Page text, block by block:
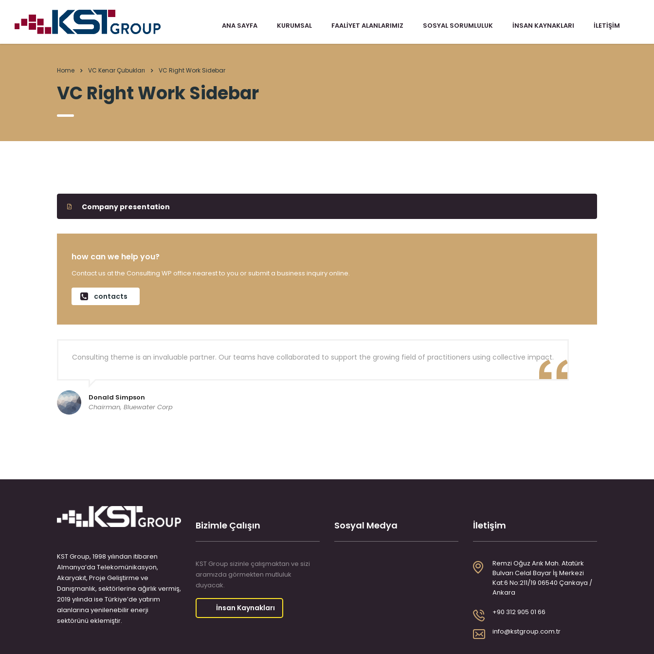
ANA SAYFA KURUMSAL FAALIYET ALANLARIMIZ SOSYAL SORUMLULUK İNSAN KAYNAKLARI İLETIŞIM
Home VC Kenar Çubukları VC Right Work Sidebar
VC Right Work Sidebar
Company presentation
how can we help you?
Contact us at the Consulting WP office nearest to you or submit a business inquiry online.
contacts
Consulting theme is an invaluable partner. Our teams have collaborated to support the growing field of practitioners using collective impact.
Donald Simpson
Chairman, Bluewater Corp
KST Group, 1998 yılından itibaren
Almanya’da Telekomünikasyon,
Akaryakıt, Proje Geliştirme ve
Danışmanlık, sektörlerine ağırlık vermiş,
2019 yılında ise Türkiye’de yatırım
alanlarına yenilenebilir enerji
sektörünü eklemiştir.
Bizimle Çalışın
KST Group sizinle çalışmaktan ve sizi
aramızda görmekten mutluluk
duyacak.
İnsan Kaynakları
Sosyal Medya İletişim
Remzi Oğuz Arık Mah. Atatürk
Bulvarı Celal Bayar İş Merkezi
Kat:6 No:211/19 06540 Çankaya /
Ankara
+90 312 905 01 66
info@kstgroup.com.tr